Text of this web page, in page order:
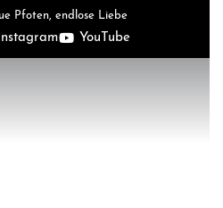
Pfoten, endlose Liebe
YouTube